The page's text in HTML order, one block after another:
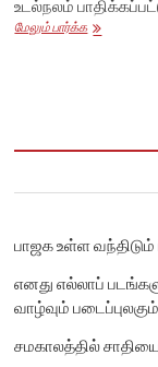
உடல்நலம்
மேலும் பார்க்கமதுரை
பாஜக உள்ள
எனது எல்லாப்
வாழ்வும்
சமகாலத்தில்